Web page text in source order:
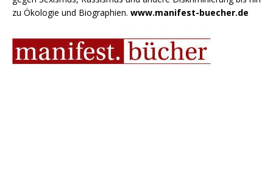
zu Ökologie und Biographien. www.manifest-buecher.de